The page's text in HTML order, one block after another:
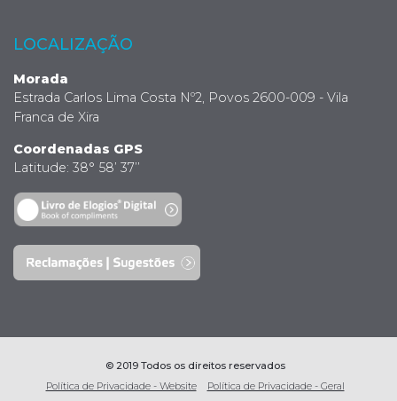
LOCALIZAÇÃO
Morada
Estrada Carlos Lima Costa Nº2, Povos 2600-009 - Vila
Franca de Xira
Coordenadas GPS
Latitude: 38° 58’ 37’’
© 2019 Todos os direitos reservados
Política de Privacidade - Website
Política de Privacidade - Geral